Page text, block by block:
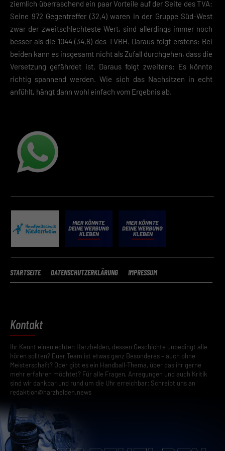
ziemlich überraschend ein paar Vorteile auf der Seite des TVA:
Seine 972 Gegentreffer (32,4) waren in der Gruppe Süd-West
zwar der zweitschlechteste Wert, sind allerdings immer noch
besser als die 1044 (34,8) des TVBH. Daraus folgt erstens: Bei
beiden kann es insgesamt nicht als Zufall durchgehen, dass die
Versetzung gefährdet ist. Daraus folgt zweitens: Es könnte
richtig spannend werden. Wie sich das Nachsitzen in echt
anfühlt, hängt dann wohl einfach vom Ergebnis ab.
STARTSEITE DATENSCHUTZERKLÄRUNG IMPRESSUM
Kontakt
Ihr Kennt einen echten Harzhelden, dessen Geschichte unbedingt alle
hören sollten? Euer Team ist etwas ganz Besonderes – auch ohne
Meisterschaft? Oder gibt es ein Handball-Thema, über das ihr gerne
mehr erfahren möchtet? Für alle Fragen, Anregungen und auch Kritik
sind wir dankbar und rund um die Uhr erreichbar: Schreibt uns an
redaktion@harzhelden.news
Zurück
Datenschutzeinstellungen
Essenziell (2)
Essenzielle Cookies ermöglichen grundlegende Funktionen und sind für die
Cookie-Informationen anzeigen
Datenschutzerklärung